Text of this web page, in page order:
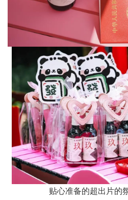
贴心准备的超出片的